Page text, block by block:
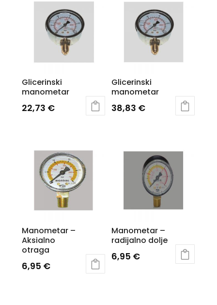
Glicerinski
manometar
22,73 €
Glicerinski
manometar
38,83 €
Manometar –
Aksialno
otraga
6,95 €
Manometar –
radijalno dolje
6,95 €